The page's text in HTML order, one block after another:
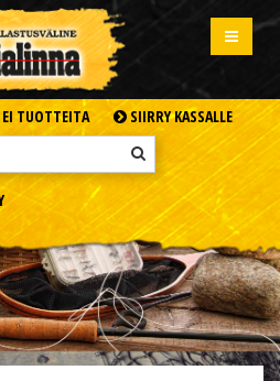
EI TUOTTEITA SIIRRY KASSALLE